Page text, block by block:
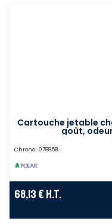
Cartouche jetable
goût,
Chrono : 078858
68,13 € H.T.